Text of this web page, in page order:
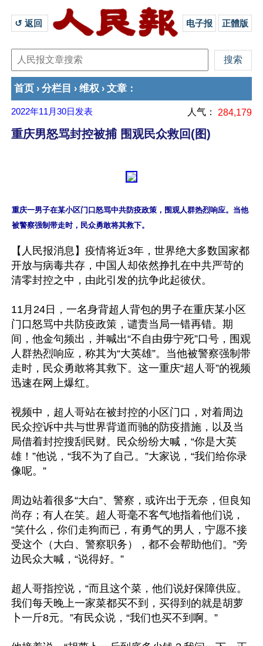
↺ 返回 电子报 正體版
首页 › 分栏目 › 维权 › 文章 ：
2022年11月30日 发表 人气： 284,179
重庆男怒骂封控被捕 围观民众救回(图)
重庆一男子在某小区门口怒骂中共防疫政策，围观人群热烈响应。当他
【人民报消息】疫情将近3年，世界绝大多数国家都
开放与病毒共存，中国人却依然挣扎在中共严苛的
清零封控之中，由此引发的抗争此起彼伏。
11月24日，一名身背超人背包的男子在重庆某小区
门口怒骂中共防疫政策，谴责当局一错再错。期
间，他金句频出，并喊出“不自由毋宁死”口号，围观
人群热烈响应，称其为“大英雄”。当他被警察强制带
走时，民众勇敢将其救下。这一重庆“超人哥”的视频
迅速在网上爆红。
视频中，超人哥站在被封控的小区门口，对着周边
民众控诉中共与世界背道而驰的防疫措施，以及当
局借着封控搜刮民财。民众纷纷大喊，“你是大英
雄！”他说，“我不为了自己。”大家说，“我们给你录
像呢。”
周边站着很多“大白”、警察，或许出于无奈，但良知
尚存；有人在笑。超人哥毫不客气地指着他们说，
“笑什么，你们走狗而已，有勇气的男人，宁愿不接
受这个（大白、警察职务），都不会帮助他们。”旁
边民众大喊，“说得好。”
超人哥指控说，“而且这个菜，他们说好保障供应。
我们每天晚上一家菜都买不到，买得到的就是胡萝
卜一斤8元。”有民众说，“我们也买不到啊。”